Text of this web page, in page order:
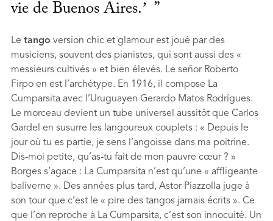
vie de Buenos Aires.ʼ
Le tango version chic et glamour est joué par des
musiciens, souvent des pianistes, qui sont aussi des «
messieurs cultivés » et bien élevés. Le señor Roberto
Firpo en est l’archétype. En 1916, il compose La
Cumparsita avec l’Uruguayen Gerardo Matos Rodrígues.
Le morceau devient un tube universel aussitôt que Carlos
Gardel en susurre les langoureux couplets : « Depuis le
jour où tu es partie, je sens l’angoisse dans ma poitrine.
Dis-moi petite, qu’as-tu fait de mon pauvre cœur ? »
Borges s’agace : La Cumparsita n’est qu’une « afﬂigeante
baliverne ». Des années plus tard, Astor Piazzolla juge à
son tour que c’est le « pire des tangos jamais écrits ». Ce
que l’on reproche à La Cumparsita, c’est son innocuité. Un